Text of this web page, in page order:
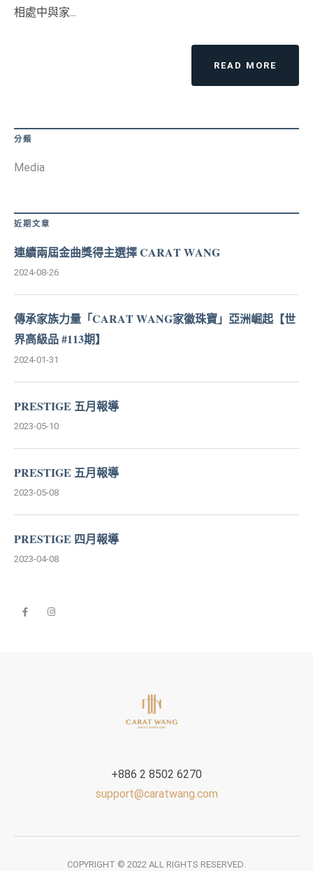
相處中與家...
READ MORE
分類
Media
近期文章
連續兩屆金曲獎得主選擇 CARAT WANG
2024-08-26
傳承家族力量「CARAT WANG家徽珠寶」亞洲崛起【世
界高級品 #113期】
2024-01-31
PRESTIGE 五月報導
2023-05-10
PRESTIGE 五月報導
2023-05-08
PRESTIGE 四月報導
2023-04-08
+886 2 8502 6270
support@caratwang.com
COPYRIGHT © 2022 ALL RIGHTS RESERVED.